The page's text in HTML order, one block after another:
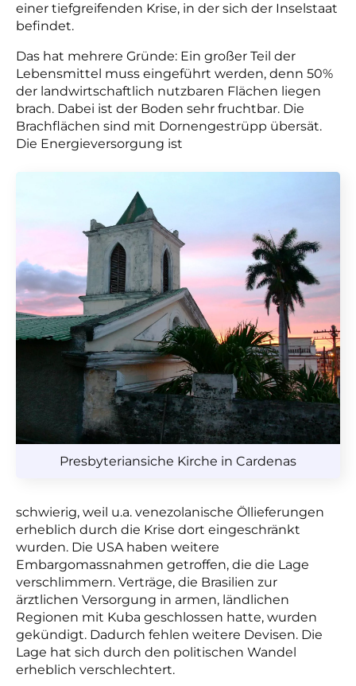
einer tiefgreifenden Krise, in der sich der Inselstaat
befindet.
Das hat mehrere Gründe: Ein großer Teil der
Lebensmittel muss eingeführt werden, denn 50%
der landwirtschaftlich nutzbaren Flächen liegen
brach. Dabei ist der Boden sehr fruchtbar. Die
Brachflächen sind mit Dornengestrüpp übersät.
Die Energieversorgung ist
Presbyteriansiche Kirche in Cardenas
schwierig, weil u.a. venezolanische Öllieferungen
erheblich durch die Krise dort eingeschränkt
wurden. Die USA haben weitere
Embargomassnahmen getroffen, die die Lage
verschlimmern. Verträge, die Brasilien zur
ärztlichen Versorgung in armen, ländlichen
Regionen mit Kuba geschlossen hatte, wurden
gekündigt. Dadurch fehlen weitere Devisen. Die
Lage hat sich durch den politischen Wandel
erheblich verschlechtert.